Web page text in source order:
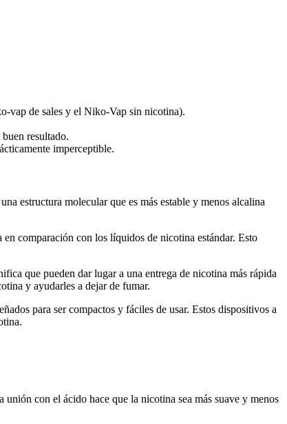
vap de sales y el Niko-Vap sin nicotina).
resultado.
imperceptible.
estructura molecular que es más estable y menos alcalina
comparación con los líquidos de nicotina estándar. Esto
que pueden dar lugar a una entrega de nicotina más rápida
y ayudarles a dejar de fumar.
para ser compactos y fáciles de usar. Estos dispositivos a
con el ácido hace que la nicotina sea más suave y menos